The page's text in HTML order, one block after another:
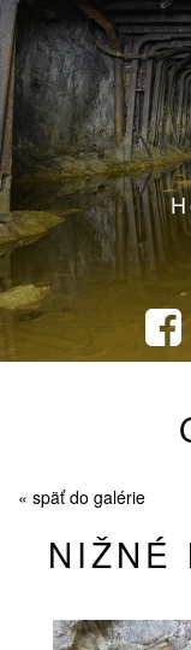
« späť do galérie
NIŽNÉ